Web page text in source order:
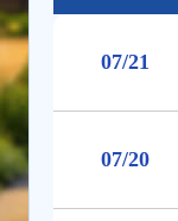
07/21
07/20